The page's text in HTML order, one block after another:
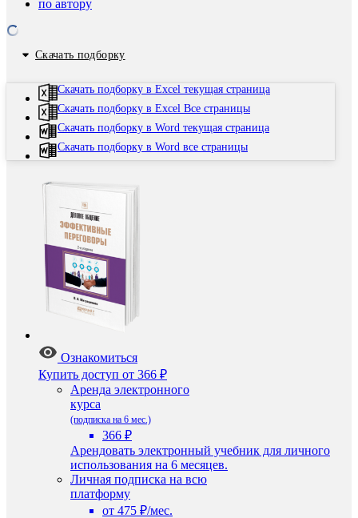
по автору
Скачать подборку
Скачать подборку в Excel текущая страница
Скачать подборку в Excel Все страницы
Скачать подборку в Word текущая страница
Скачать подборку в Word все страницы
Ознакомиться
Купить доступ от 366 ₽
Аренда электронного
курса
(подписка на 6 мес.)
366 ₽
Арендовать электронный учебник для личного
использования на 6 месяцев.
Личная подписка на всю
платформу
от 475 ₽/мес.